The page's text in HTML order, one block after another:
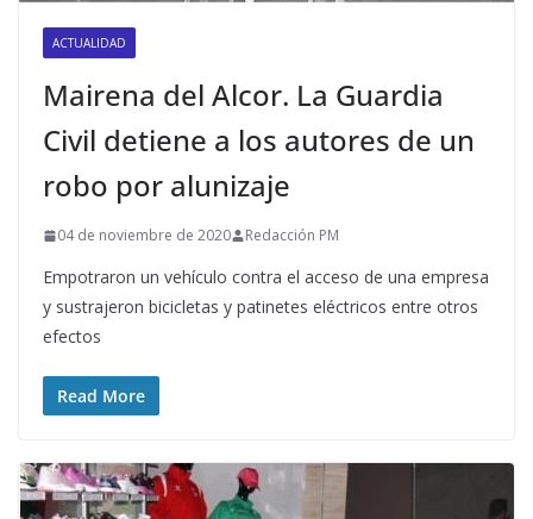
ACTUALIDAD
Mairena del Alcor. La Guardia
Civil detiene a los autores de un
robo por alunizaje
04 de noviembre de 2020 Redacción PM
Empotraron un vehículo contra el acceso de una empresa
y sustrajeron bicicletas y patinetes eléctricos entre otros
efectos
Read More